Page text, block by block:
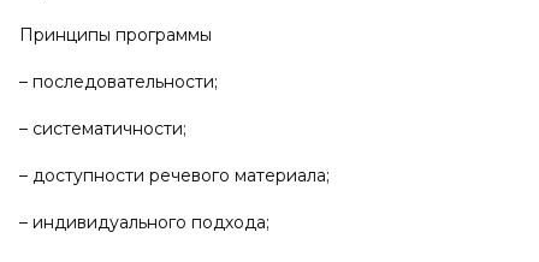
Принципы программы
– последовательности;
– систематичности;
– доступности речевого материала;
– индивидуального подхода;